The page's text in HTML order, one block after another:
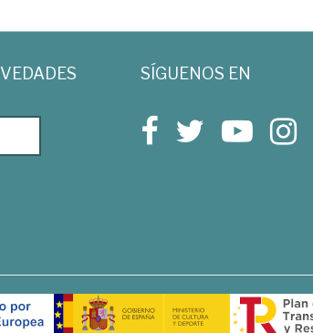
SÍGUENOS EN